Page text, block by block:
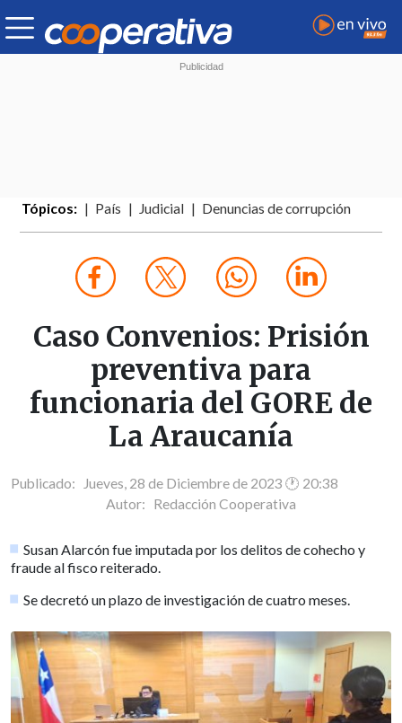
Tópicos: País Judicial Denuncias de corrupción
Caso Convenios: Prisión
preventiva para
funcionaria del GORE de
La Araucanía
Publicado: Jueves, 28 de Diciembre de 2023 🕐 20:38
Autor: Redacción Cooperativa
Susan Alarcón fue imputada por los delitos de cohecho y
fraude al fisco reiterado.
Se decretó un plazo de investigación de cuatro meses.